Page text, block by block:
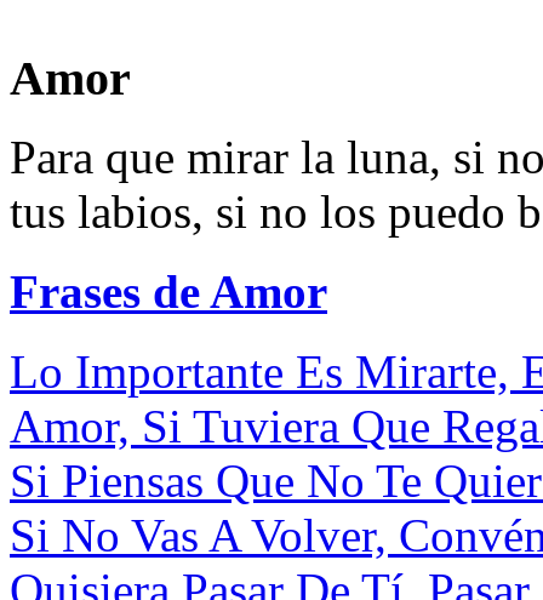
Amor
Para que mirar la luna, si
tus labios, si no los puedo
Frases de Amor
Lo Importante Es Mirarte,
Amor, Si Tuviera Que
Si Piensas Que No Te
Si No Vas A Volver,